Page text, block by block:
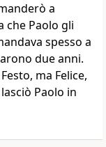
a
che Paolo gli
spesso a
due anni.
ma Felice,
Paolo in